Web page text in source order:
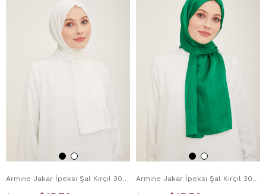
Armine Jakar İpeksi Şal Kırçıl 3098-12 Kırık Beyaz Armine Jakar İpeksi Şal Kırçıl 3098-13 Benetton